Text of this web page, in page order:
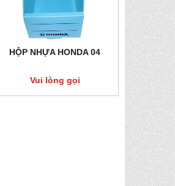
NHỰA 08
gọi
THÙNG
Vui lòng
HỘP NHỰA HONDA 04
Vui lòng gọi